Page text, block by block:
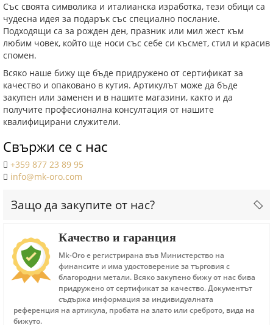
Със своята символика и италианска изработка, тези обици са
чудесна идея за подарък със специално послание.
Подходящи са за рожден ден, празник или мил жест към
любим човек, който ще носи със себе си късмет, стил и красив
спомен.
Всяко наше бижу ще бъде придружено от сертификат за
качество и опаковано в кутия. Артикулът може да бъде
закупен или заменен и в нашите магазини, както и да
получите професионална консултация от нашите
квалифицирани служители.
Свържи се с нас
+359 877 23 89 95
info@mk-oro.com
Защо да закупите от нас?
Качество и гаранция
Mk-Oro е регистрирана във Министерство на
финансите и има удостоверение за търговия с
благородни метали. Всяко закупено бижу от нас бива
придружено от сертификат за качество. Документът
съдържа информация за индивидуалната
референция на артикула, пробата на злато или среброто, вида на
бижуто.